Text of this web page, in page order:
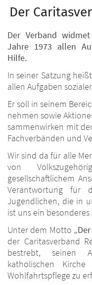
Der
Der Verband
Jahre 1973 allen
Hilfe.
In seiner Satzung
allen Aufgaben
Er soll in seinem
nehmen sowie
sammenwirken mit
Fachverbänden und
Wir sind da für alle
von
gesellschaftlichem
Verantwortung für
Jugendlichen, die in
ist uns ein besonderes
Unter dem Motto
der Caritasverband
bestrebt, seinen
katholischen
Wohlfahrtspflege zu